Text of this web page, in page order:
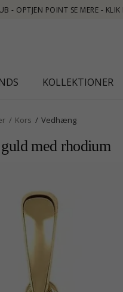
KOLLEKTIONER
Kors Vedhæng
med rhodium